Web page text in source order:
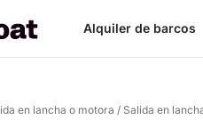
Alquiler de barcos
en lancha o motora / Salida en